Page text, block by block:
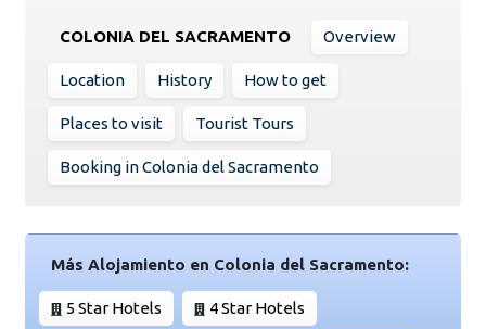
COLONIA DEL SACRAMENTO Overview
Location History How to get
Places to visit Tourist Tours
Booking in Colonia del Sacramento
Más Alojamiento en Colonia del Sacramento:
5 Star Hotels 4 Star Hotels